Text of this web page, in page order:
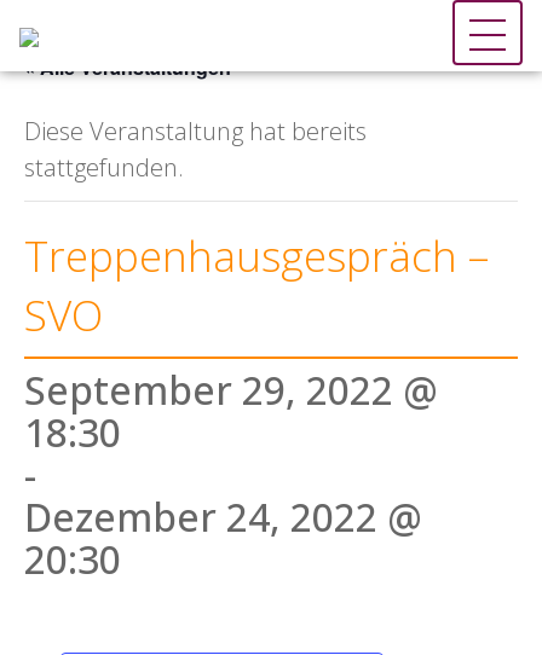
« Alle Veranstaltungen
Diese Veranstaltung hat bereits
stattgefunden.
Treppenhausgespräch –
SVO
September 29, 2022 @
18:30
-
Dezember 24, 2022 @
20:30